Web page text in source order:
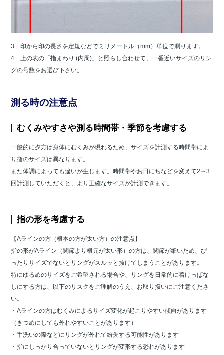
3 印から印の長さを定規などでミリメートル（mm）単位で測ります。
4 上の表の「指まわり (内周)」と照らし合わせて、一番近いサイズのリン
グの号数をお選び下さい。
測る時の注意点
むくみやすさや測る時間帯・季節を考慮する
一般的に夕方は身体にむくみが現れるため、サイズを計測する時間帯によ
り指のサイズは異なります。
また体調によっても違いが生じます。時間帯やお日にちなどを変えて2～3
回計測していただくと、より正確なサイズが計測できます。
指の形を考慮する
【Aラインの方（根本の方が太い方）の注意点】
指の形がAライン（関節より根元が太い形）の方は、関節が細いため、ぴ
ったりサイズでないとリングがスルッと抜けてしまうことがあります。
特にゆるめのサイズをご希望される場合や、リングを日常的に着けっぱな
しにする方は、以下のリスクをご理解のうえ、お取り扱いにご注意くださ
い。
・Aラインの方はむくみによるサイズ変化が起こりやすい傾向があります
（きつめにしても外れやすいことがあります）
・手洗いの際などにリングが外れて紛失する可能性があります
・指にしっかり合っていないとリングが変形する恐れがあります